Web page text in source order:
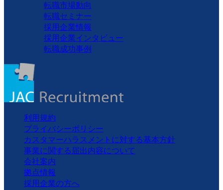
転職市場動向
転職セミナー
採用企業情報
採用企業インタビュー
転職成功事例
利用規約
プライバシーポリシー
カスタマーハラスメントに対する基本方針
事業に関する届出内容について
会社案内
拠点情報
採用企業の方へ